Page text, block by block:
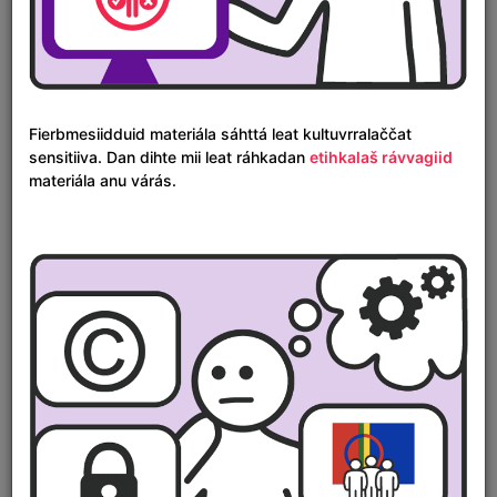
Áigelinnjá
1600 1700 1900
Fierbmesiidduid materiála sáhttá leat kultuvrralaččat
sensitiiva. Dan dihte mii leat ráhkadan etihkalaš rávvagiid
materiála anu várás.